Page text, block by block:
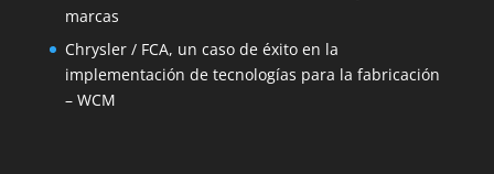
marcas
Chrysler / FCA, un caso de éxito en la
implementación de tecnologías para la fabricación
– WCM